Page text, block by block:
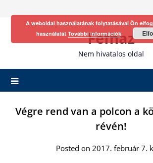
Fefhaz
Nem hivatalos oldal
Végre rend van a polcon a
révén!
Posted on 2017. február 7.
A weboldal használatának folytatásával Ön
használatát További információk